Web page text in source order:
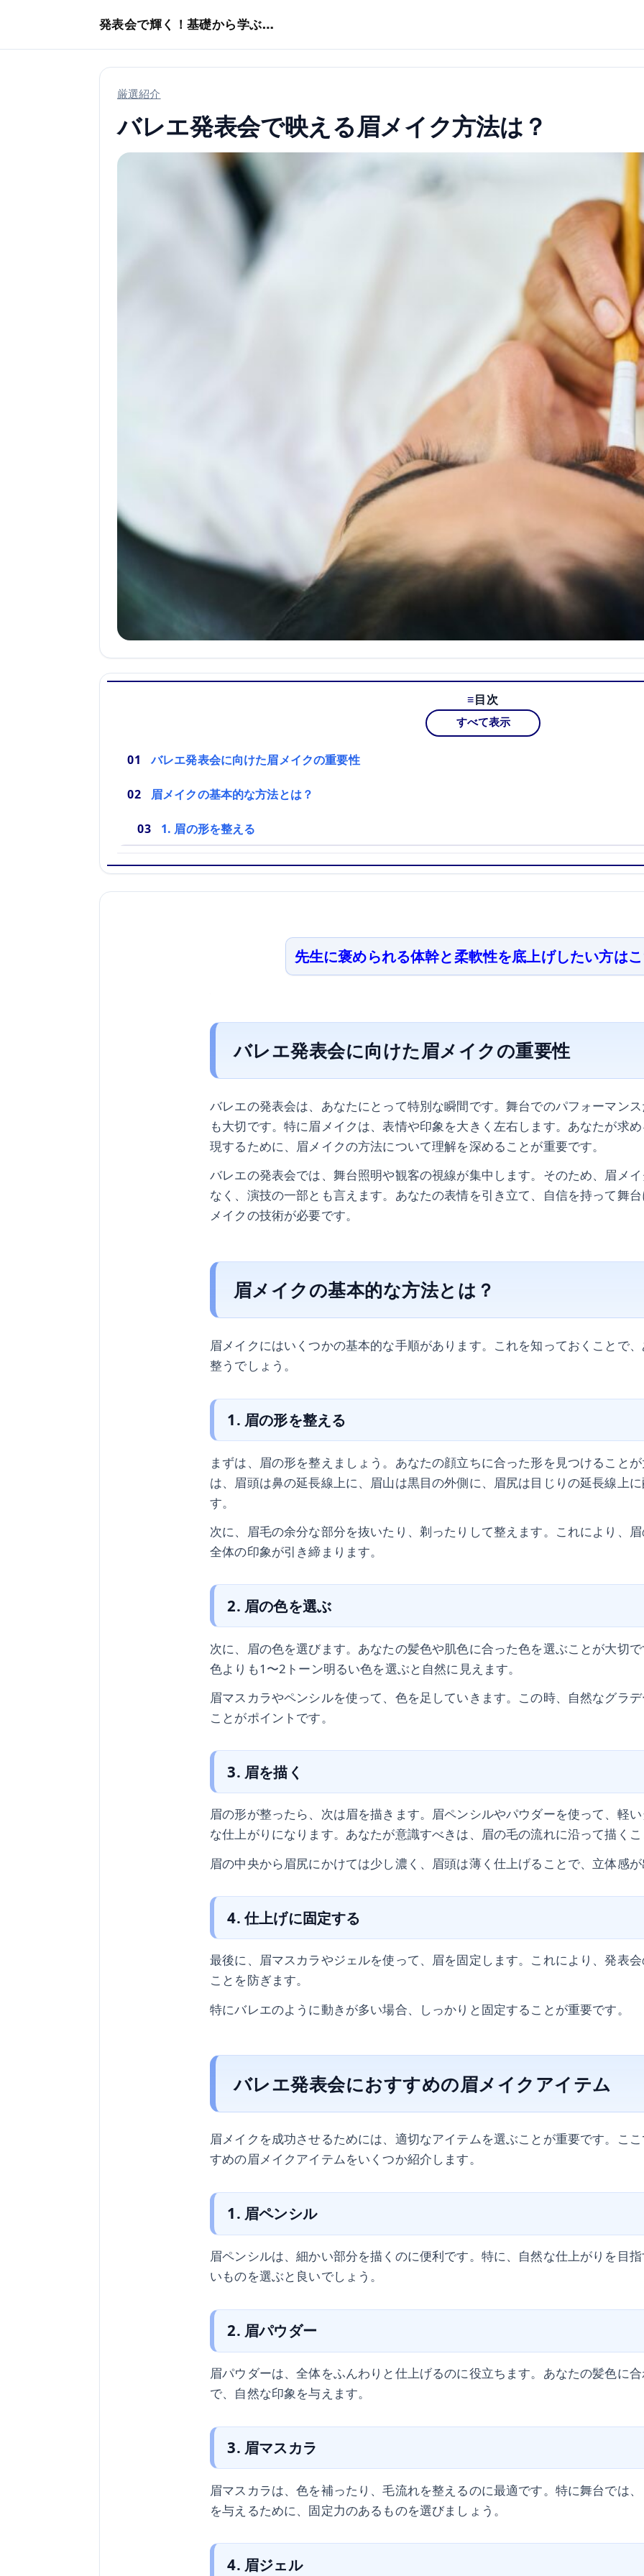
発表会で輝く！基礎から学ぶバレエ術
厳選紹介
バレエ発表会で映える眉メイク方法は？
目次
すべて表示
バレエ発表会に向けた眉メイクの重要性
眉メイクの基本的な方法とは？
1. 眉の形を整える
先生に褒められる体幹と柔軟性を底上げしたい方は
バレエ発表会に向けた眉メイクの重要性
バレエの発表会は、あなたにとって特別な瞬間です。舞台でのパフォーマン
も大切です。特に眉メイクは、表情や印象を大きく左右します。あなたが求
現するために、眉メイクの方法について理解を深めることが重要です。
バレエの発表会では、舞台照明や観客の視線が集中します。そのため、眉メ
なく、演技の一部とも言えます。あなたの表情を引き立て、自信を持って舞
メイクの技術が必要です。
眉メイクの基本的な方法とは？
眉メイクにはいくつかの基本的な手順があります。これを知っておくことで
整うでしょう。
1. 眉の形を整える
まずは、眉の形を整えましょう。あなたの顔立ちに合った形を見つけること
は、眉頭は鼻の延長線上に、眉山は黒目の外側に、眉尻は目じりの延長線上
す。
次に、眉毛の余分な部分を抜いたり、剃ったりして整えます。これにより、
全体の印象が引き締まります。
2. 眉の色を選ぶ
次に、眉の色を選びます。あなたの髪色や肌色に合った色を選ぶことが大切
色よりも1〜2トーン明るい色を選ぶと自然に見えます。
眉マスカラやペンシルを使って、色を足していきます。この時、自然なグラ
ことがポイントです。
3. 眉を描く
眉の形が整ったら、次は眉を描きます。眉ペンシルやパウダーを使って、軽
な仕上がりになります。あなたが意識すべきは、眉の毛の流れに沿って描く
眉の中央から眉尻にかけては少し濃く、眉頭は薄く仕上げることで、立体感
4. 仕上げに固定する
最後に、眉マスカラやジェルを使って、眉を固定します。これにより、発表
ことを防ぎます。
特にバレエのように動きが多い場合、しっかりと固定することが重要です。
バレエ発表会におすすめの眉メイクアイテム
眉メイクを成功させるためには、適切なアイテムを選ぶことが重要です。こ
すめの眉メイクアイテムをいくつか紹介します。
1. 眉ペンシル
眉ペンシルは、細かい部分を描くのに便利です。特に、自然な仕上がりを目
いものを選ぶと良いでしょう。
2. 眉パウダー
眉パウダーは、全体をふんわりと仕上げるのに役立ちます。あなたの髪色に
で、自然な印象を与えます。
3. 眉マスカラ
眉マスカラは、色を補ったり、毛流れを整えるのに最適です。特に舞台では
を与えるために、固定力のあるものを選びましょう。
4. 眉ジェル